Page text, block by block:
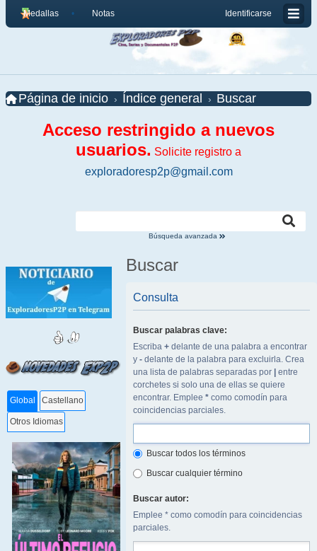
Identificarse
Medallas Notas
Página de inicio Índice general Buscar
Acceso restringido a nuevos
usuarios. Solicite registro a
exploradoresp2p@gmail.com
Búsqueda avanzada
Global Castellano
Otros Idiomas
Buscar
Consulta
Buscar palabras clave:
Escriba + delante de una palabra a encontrar
y - delante de la palabra para excluirla. Crea
una lista de palabras separadas por
entre
corchetes si solo una de ellas se quiere
encontrar. Emplee * como comodín para
coincidencias parciales.
Buscar todos los términos
Buscar cualquier término
Buscar autor:
Emplee * como comodín para coincidencias
parciales.